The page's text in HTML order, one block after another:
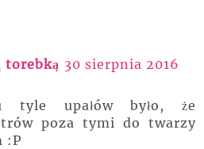
torebką 30 sierpnia 2016
upałów było, że
poza tymi do twarzy
:P